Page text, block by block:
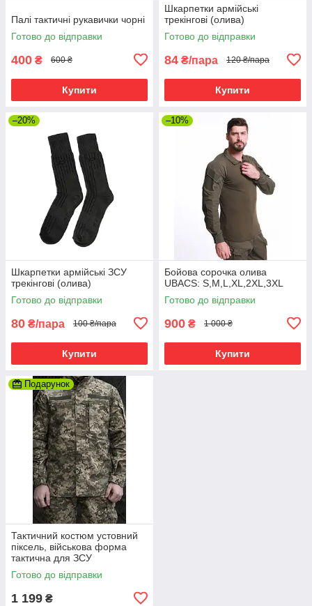
Палі тактичні рукавички чорні
Готово до відправки
400 ₴ 600 ₴
Купити
Шкарпетки армійські
трекінгові (олива)
Готово до відправки
84 ₴/пара 120 ₴/пара
Купити
–20%
Шкарпетки армійські ЗСУ
трекінгові (олива)
Готово до відправки
80 ₴/пара 100 ₴/пара
Купити
–10%
Бойова сорочка олива
UBACS: S,M,L,XL,2XL,3XL
Готово до відправки
900 ₴ 1 000 ₴
Купити
Подарунок
Тактичний костюм устовний
піксель, військова форма
тактична для ЗСУ
Готово до відправки
1 199 ₴